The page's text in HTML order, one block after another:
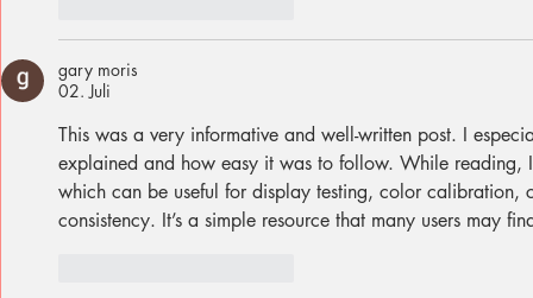
gary moris
02. Juli
This was a very informative and well-written post. I
explained and how easy it was to follow. While reading,
which can be useful for display testing, color calibration,
consistency. It’s a simple resource that many users may